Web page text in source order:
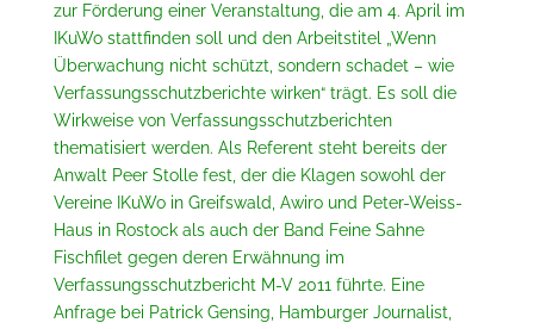
zur Förderung einer Veranstaltung, die am 4. April im
IKuWo stattfinden soll und den Arbeitstitel „Wenn
Überwachung nicht schützt, sondern schadet – wie
Verfassungsschutzberichte wirken“ trägt. Es soll die
Wirkweise von Verfassungsschutzberichten
thematisiert werden. Als Referent steht bereits der
Anwalt Peer Stolle fest, der die Klagen sowohl der
Vereine IKuWo in Greifswald, Awiro und Peter-Weiss-
Haus in Rostock als auch der Band Feine Sahne
Fischfilet gegen deren Erwähnung im
Verfassungsschutzbericht M-V 2011 führte. Eine
Anfrage bei Patrick Gensing, Hamburger Journalist,